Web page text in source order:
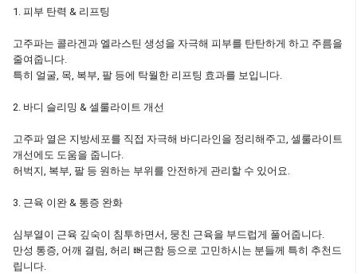
1. 피부 탄력 & 리프팅
고주파는 콜라겐과 엘라스틴 생성을 자극해 피부를 탄탄하게 하고 주름을
줄여줍니다.
특히 얼굴, 목, 복부, 팔 등에 탁월한 리프팅 효과를 보입니다.
2. 바디 슬리밍 & 셀룰라이트 개선
고주파 열은 지방세포를 직접 자극해 바디라인을 정리해주고, 셀룰라이트
개선에도 도움을 줍니다.
허벅지, 복부, 팔 등 원하는 부위를 안전하게 관리할 수 있어요.
3. 근육 이완 & 통증 완화
심부열이 근육 깊숙이 침투하면서, 뭉친 근육을 부드럽게 풀어줍니다.
만성 통증, 어깨 결림, 허리 뻐근함 등으로 고민하시는 분들께 특히 추천드
립니다.